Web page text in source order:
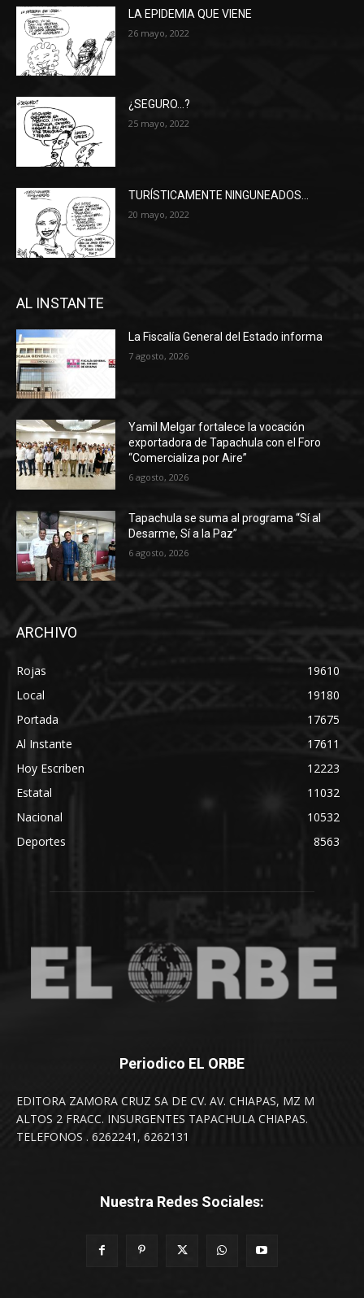
LA EPIDEMIA QUE VIENE
26 mayo, 2022
¿SEGURO…?
25 mayo, 2022
TURÍSTICAMENTE NINGUNEADOS…
20 mayo, 2022
AL INSTANTE
La Fiscalía General del Estado informa
7 agosto, 2026
Yamil Melgar fortalece la vocación
exportadora de Tapachula con el Foro
“Comercializa por Aire”
6 agosto, 2026
Tapachula se suma al programa “Sí al
Desarme, Sí a la Paz”
6 agosto, 2026
ARCHIVO
Rojas
19610
Local
19180
Portada
17675
Al Instante
17611
Hoy Escriben
12223
Estatal
11032
Nacional
10532
Deportes
8563
Periodico EL ORBE
EDITORA ZAMORA CRUZ SA DE CV. AV. CHIAPAS, MZ M
ALTOS 2 FRACC. INSURGENTES TAPACHULA CHIAPAS.
TELEFONOS . 6262241, 6262131
Nuestra Redes Sociales: